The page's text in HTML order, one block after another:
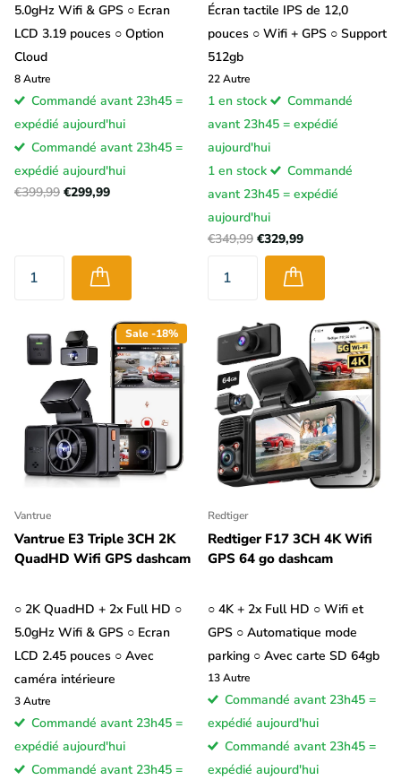
5.0gHz Wifi & GPS ○ Ecran
LCD 3.19 pouces ○ Option
Cloud
8Autre
Commandé avant 23h45 =
expédié aujourd'hui
Commandé avant 23h45 =
expédié aujourd'hui
€399,99 €299,99
Écran tactile IPS de 12,0
pouces ○ Wifi + GPS ○ Support
512gb
22Autre
1 en stock
Commandé
avant 23h45 = expédié
aujourd'hui
1 en stock
Commandé
avant 23h45 = expédié
aujourd'hui
€349,99 €329,99
Sale -18%
Vantrue
Vantrue E3 Triple 3CH 2K
QuadHD Wifi GPS dashcam
○ 2K QuadHD + 2x Full HD ○
5.0gHz Wifi & GPS ○ Ecran
LCD 2.45 pouces ○ Avec
caméra intérieure
3Autre
Commandé avant 23h45 =
expédié aujourd'hui
Commandé avant 23h45 =
Redtiger
Redtiger F17 3CH 4K Wifi
GPS 64 go dashcam
○ 4K + 2x Full HD ○ Wifi et
GPS ○ Automatique mode
parking ○ Avec carte SD 64gb
13Autre
Commandé avant 23h45 =
expédié aujourd'hui
Commandé avant 23h45 =
expédié aujourd'hui